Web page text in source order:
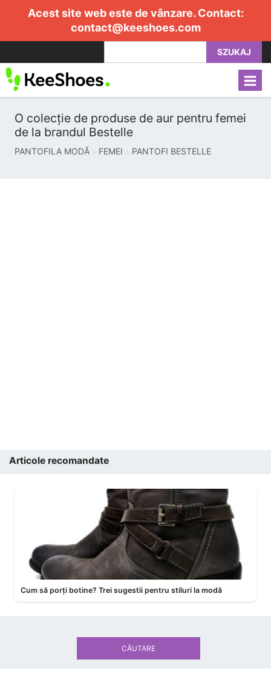
Acest site web este de vânzare. Contact:
contact@keeshoes.com
SZUKAJ
O colecție de produse de aur pentru femei
de la brandul Bestelle
PANTOFILA MODĂ FEMEI PANTOFI BESTELLE
Articole recomandate
Cum să porți botine? Trei sugestii pentru stiluri la modă
CĂUTARE